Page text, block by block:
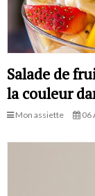
Salade de
la couleur
Mon assiette 06